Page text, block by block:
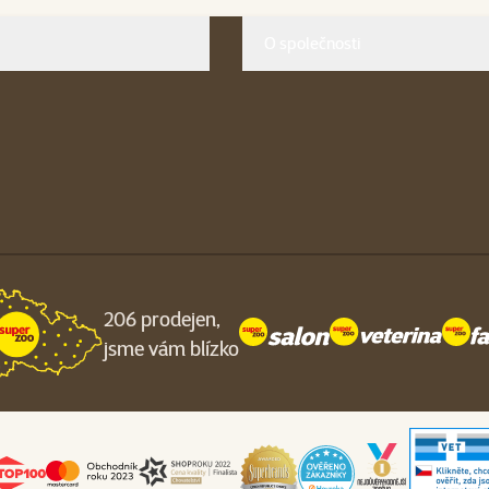
206 prodejen,
jsme vám blízko